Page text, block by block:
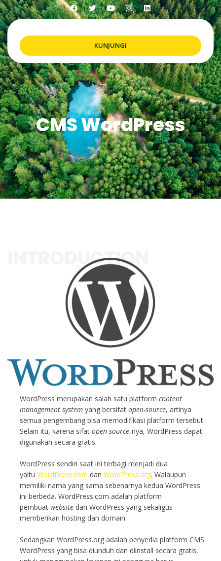
KUNJUNGI
CMS WordPress
INTRODUCTION
WordPress merupakan salah satu platform content
management system yang bersifat open-source, artinya
semua pengembang bisa memodifikasi platform tersebut.
Selain itu, karena sifat open source-nya, WordPress dapat
digunakan secara gratis.
WordPress sendiri saat ini terbagi menjadi dua
yaitu WordPress.com dan WordPress.org. Walaupun
memiliki nama yang sama sebenarnya kedua WordPress
ini berbeda. WordPress.com adalah platform
pembuat website dari WordPress yang sekaligus
memberikan hosting dan domain.
Sedangkan WordPress.org adalah penyedia platform CMS
WordPress yang bisa diunduh dan diinstall secara gratis,